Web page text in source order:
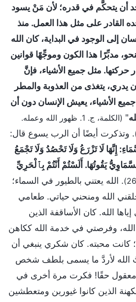
أن يتحكَّم في قدره؛ لأن مَنْ يسود
القادر على مثل هذا العمل. منذ
إلى الوجود في البداية، كان الله
مدبِّرًا هذا الكون وموجِّهًا قوانين
حركتها. مثل جميع الأشياء، فإنَّ
يدري، يتغذى من العذوبة والمطر
الأشياء، يعيش الإنسان دون أن
"
(الكلمة، ج. 1. ظهور الله وعمله.
. وتذكرت أيضًا أن الرب يسوع قال:
إِنَّهَا لَا تَزْرَعُ وَلَا تَحْصُدُ وَلَا تَجْمَعُ
يَقُوتُهَا. أَلَسْتُمْ أَنْتُمْ بِٱلْحَرِيِّ
. الله يعتني بالطيور في السماء؛
الله ومنحني حياتي. طعامي
الله. كان الأساقفة الذين
وفرصتي في خدمة الله ككاهن
كانت محبته. كان شكري ينبغي أن
الله لأردَّ ما يسمى بلطف شخص
معقول حقًا! فكرت مرة أخرى في
الذين كانوا غيورين ومتعطشين